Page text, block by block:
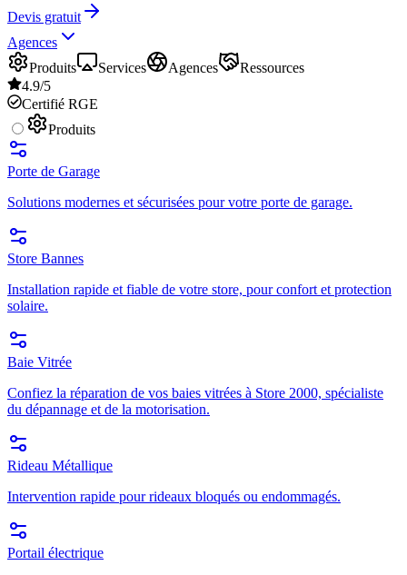
Devis gratuit
Agences
Produits
Services Agences
Ressources
4.9/5
Certifié RGE
Produits
Porte de Garage
Solutions modernes et sécurisées pour votre porte de garage.
Store Bannes
Installation rapide et fiable de votre store, pour confort et protection
solaire.
Baie Vitrée
Confiez la réparation de vos baies vitrées à Store 2000, spécialiste
du dépannage et de la motorisation.
Rideau Métallique
Intervention rapide pour rideaux bloqués ou endommagés.
Portail électrique